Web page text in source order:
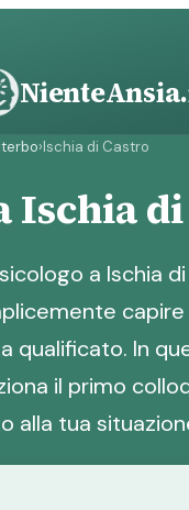
›Ischia di Castro
Ischia
a Ischia
qualificato. In
il primo
alla tua